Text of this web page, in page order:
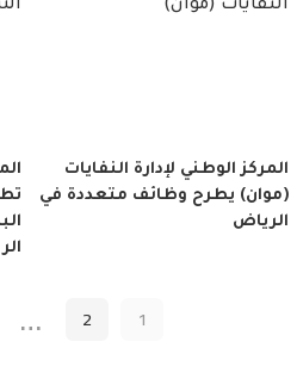
المركز الوطني لإدارة النفايات
(موان) يطرح وظائف متعددة في
الرياض
1
2
…